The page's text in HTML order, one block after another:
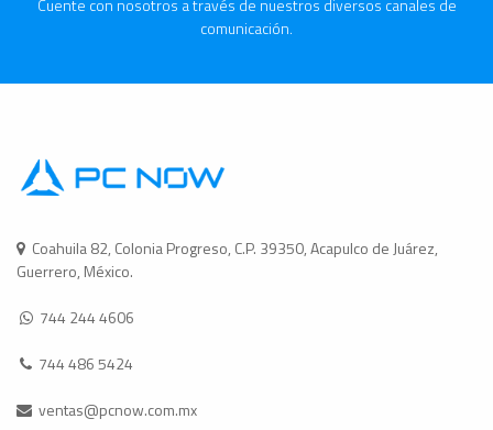
comunicación.
Coahuila 82, Colonia Progreso, C.P. 39350, Acapulco de Juárez,
Guerrero, México.
744 244 4606
744 486 5424
ventas@pcnow.com.mx